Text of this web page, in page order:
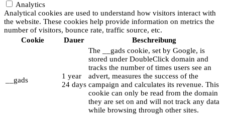
Analytics
Analytical cookies are used to understand how visitors interact with
the website. These cookies help provide information on metrics the
number of visitors, bounce rate, traffic source, etc.
Cookie
Dauer Beschreibung
__gads
1 year
24 days
The __gads cookie, set by Google, is
stored under DoubleClick domain and
tracks the number of times users see an
advert, measures the success of the
campaign and calculates its revenue. This
cookie can only be read from the domain
they are set on and will not track any data
while browsing through other sites.